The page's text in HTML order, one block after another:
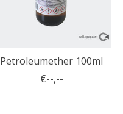
Petroleumether 100ml
€--,--